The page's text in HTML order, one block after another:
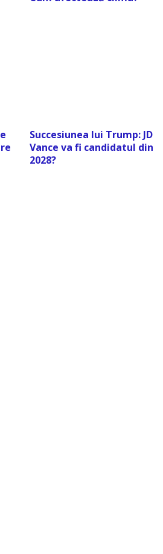
Succesiunea lui Trump: JD
Vance va fi candidatul din
2028?